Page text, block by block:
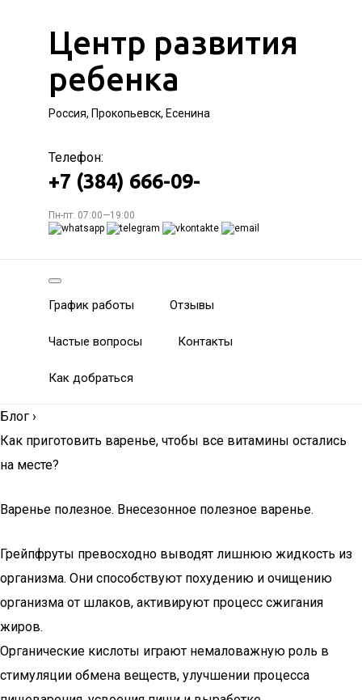
Центр развития
ребенка
Россия, Прокопьевск, Есенина
Телефон:
+7 (384) 666-09-
Пн-пт: 07:00—19:00
График работы Отзывы
Частые вопросы Контакты
Как добраться
Блог ›
Как приготовить варенье, чтобы все витамины остались
на месте?
Варенье полезное. Внесезонное полезное варенье.
Грейпфруты превосходно выводят лишнюю жидкость из
организма. Они способствуют похудению и очищению
организма от шлаков, активируют процесс сжигания
жиров.
Органические кислоты играют немаловажную роль в
стимуляции обмена веществ, улучшении процесса